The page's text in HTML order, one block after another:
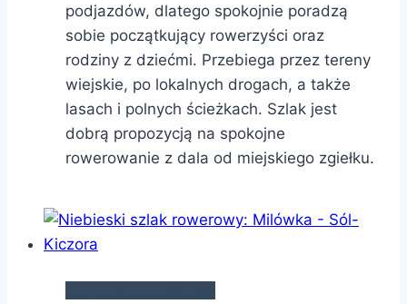
podjazdów, dlatego spokojnie poradzą
sobie początkujący rowerzyści oraz
rodziny z dziećmi. Przebiega przez tereny
wiejskie, po lokalnych drogach, a także
lasach i polnych ścieżkach. Szlak jest
dobrą propozycją na spokojne
rowerowanie z dala od miejskiego zgiełku.